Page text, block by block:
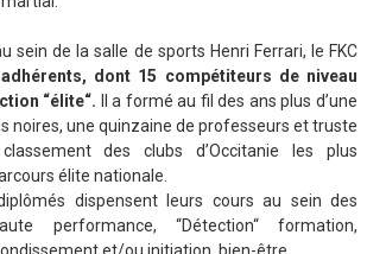
sein de la salle de sports Henri Ferrari, le FKC
dont 15 compétiteurs de niveau
“élite“. Il a formé au fil des ans plus d’une
noires, une quinzaine de professeurs et truste
des clubs d’Occitanie les plus
élite nationale.
dispensent leurs cours au sein des
performance, “Détection“ formation,